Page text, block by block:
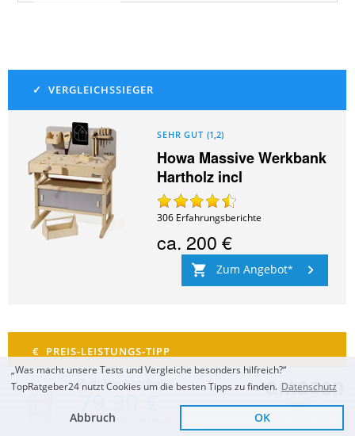
Zum Top Angebot
KOSTENLOSE LIEFERUNG Sofort Lieferbar
SEHR GUT (1,2)
Howa Massive Werkbank
Hartholz incl
306 Erfahrungsberichte
ca. 200 €
Zum Angebot
small foot 10839
„Was macht unsere Tests und Vergleiche besonders hilfreich?“
TopRatgeber24 nutzt Cookies um die besten Tipps zu finden. Datenschutz
Abbruch OK